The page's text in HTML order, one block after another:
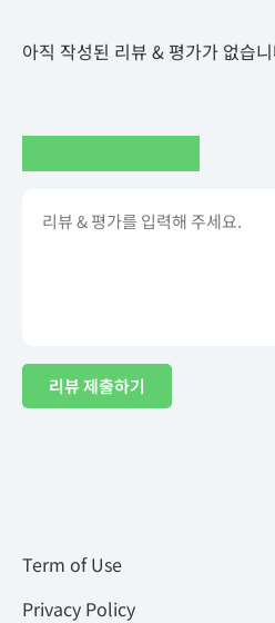
아직 작성된 리뷰 & 평가가 없습
리뷰 제출하기
Term of Use
Privacy Policy